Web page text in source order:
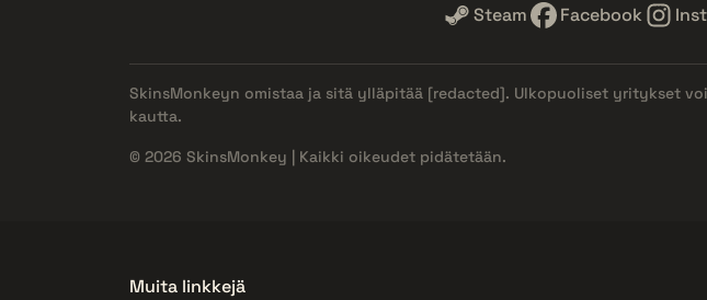
Steam Facebook
SkinsMonkeyn omistaa ja sitä ylläpitää [redacted]. Ulkopuoliset yritykset
kautta.
© 2026 SkinsMonkey | Kaikki oikeudet pidätetään.
Muita linkkejä